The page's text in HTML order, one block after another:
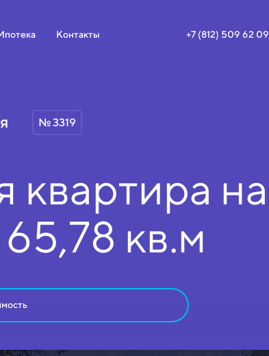
Контакты +7 (812) 509 62 09
№ 3319
квартира на
65,78 кв.м